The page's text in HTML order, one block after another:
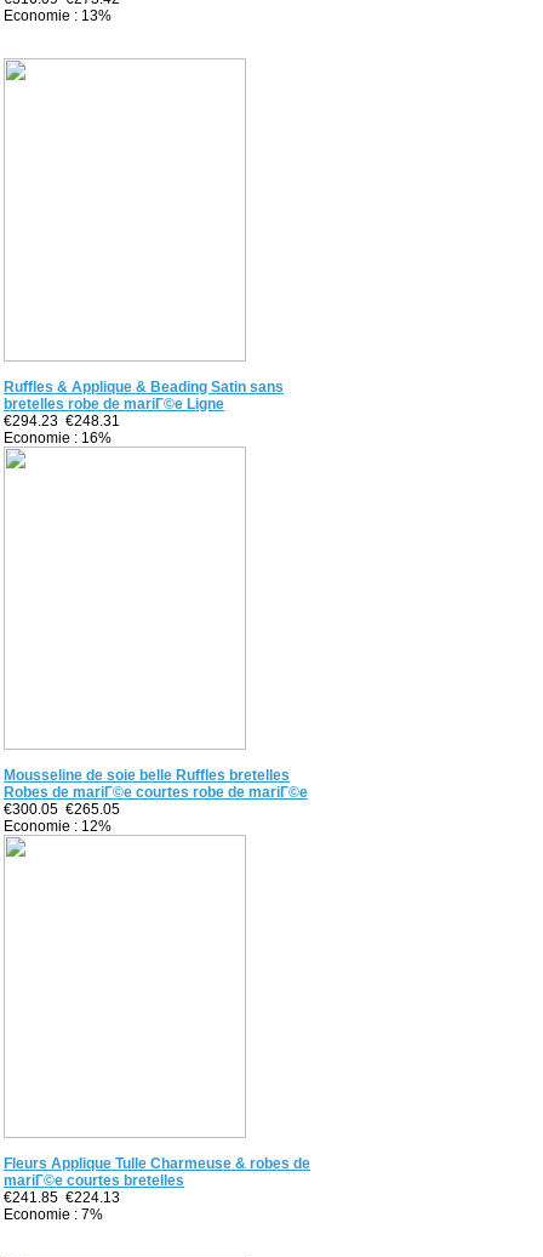
Economie : 13%
Ruffles & Applique & Beading Satin sans
bretelles robe de mariГ©e Ligne
€294.23 €248.31
Economie : 16%
Mousseline de soie belle Ruffles bretelles
Robes de mariГ©e courtes robe de mariГ©e
€300.05 €265.05
Economie : 12%
Fleurs Applique Tulle Charmeuse & robes de
mariГ©e courtes bretelles
€241.85 €224.13
Economie : 7%